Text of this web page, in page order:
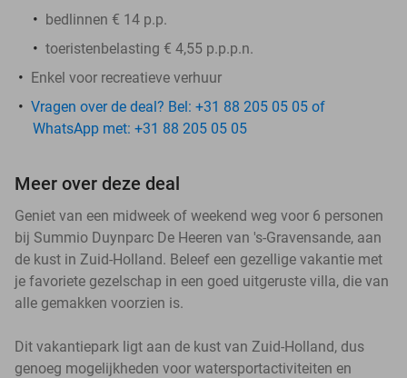
bedlinnen € 14 p.p.
toeristenbelasting € 4,55 p.p.p.n.
Enkel voor recreatieve verhuur
Vragen over de deal? Bel: +31 88 205 05 05 of
WhatsApp met: +31 88 205 05 05
Meer over deze deal
Geniet van een midweek of weekend weg voor 6 personen
bij Summio Duynparc De Heeren van 's-Gravensande, aan
de kust in Zuid-Holland. Beleef een gezellige vakantie met
je favoriete gezelschap in een goed uitgeruste villa, die van
alle gemakken voorzien is.
Dit vakantiepark ligt aan de kust van Zuid-Holland, dus
genoeg mogelijkheden voor watersportactiviteiten en